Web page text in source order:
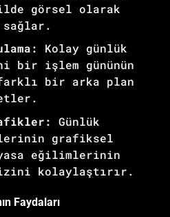
görsel olarak
sağlar.
Kolay günlük
bir işlem gününün
farklı bir arka plan
Günlük
grafiksel
eğilimlerinin
kolaylaştırır.
Faydaları